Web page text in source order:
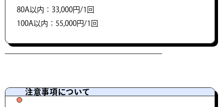
80A以内：33,000円/1回
100A以内：55,000円/1回
注意事項について